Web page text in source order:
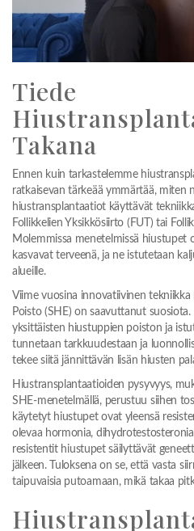
Tiede
Takana
Ennen kuin tarkastelemme
ratkaisevan tärkeää ymmärtää, miten
hiustransplantaatiot käyttävät
Follikkelien Yksikkösiirto (FUT) tai
Molemmissa menetelmissä hiustupet
kasvavat terveenä, ja ne istutetaan
alueille.
Viime vuosina innovatiivinen
Poisto (SHE) on saavuttanut
yksittäisten hiustuppien poiston ja
tunnetaan tarkkuudestaan ja
tekee siitä jännittävän lisän hiusten
Hiustransplantaatioiden pysyvyys,
SHE-menetelmällä, perustuu siihen
käytetyt hiustupet ovat yleensä
olevaa hormonia,
resistentit hiustupet säilyttävät
jälkeen. Tuloksena on se, että vasta
taipuvaisia putoamaan, mikä takaa